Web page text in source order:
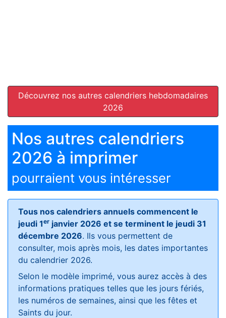
Découvrez nos autres calendriers hebdomadaires
2026
Nos autres calendriers
2026 à imprimer
pourraient vous intéresser
Tous nos calendriers annuels commencent le
jeudi 1er janvier 2026 et se terminent le jeudi 31
décembre 2026. Ils vous permettent de
consulter, mois après mois, les dates importantes
du calendrier 2026.
Selon le modèle imprimé, vous aurez accès à des
informations pratiques telles que les jours fériés,
les numéros de semaines, ainsi que les fêtes et
Saints du jour.